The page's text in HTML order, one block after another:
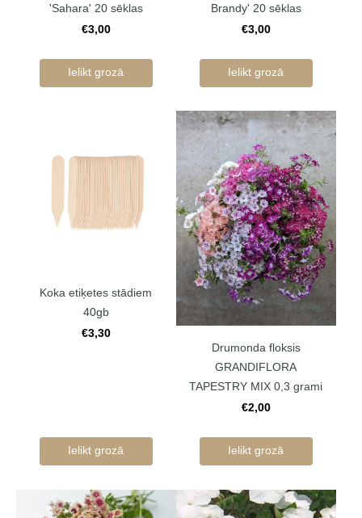
'Sahara' 20 sēklas
€3,00
Ielikt grozā
Brandy' 20 sēklas
€3,00
Ielikt grozā
Koka etiķetes stādiem
40gb
€3,30
Ielikt grozā
Drumonda floksis
GRANDIFLORA
TAPESTRY MIX 0,3 grami
€2,00
Ielikt grozā